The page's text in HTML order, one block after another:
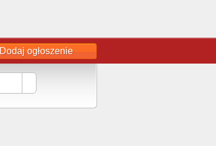
Dodaj ogłoszenie